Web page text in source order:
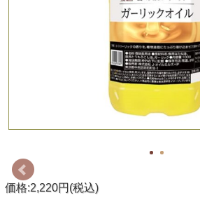
価格:2,220円(税込)